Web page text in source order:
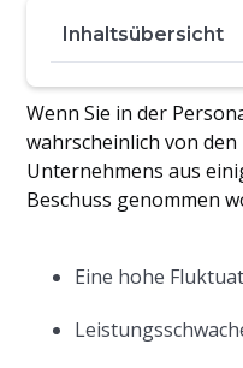
Inhaltsübersicht
Was
bedeuten und
Faktoren, die die
Die wichtigsten
Beziehungen zu
Ihre wichtigsten
Wenn Sie in der
wahrscheinlich von
Unternehmens aus
Beschuss genommen
Eine hohe